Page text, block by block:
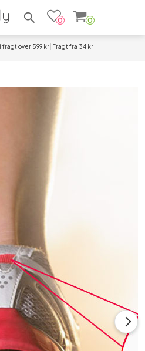
Søg efter produkter
0 0
fragt over 599 kr Fragt fra 34 kr